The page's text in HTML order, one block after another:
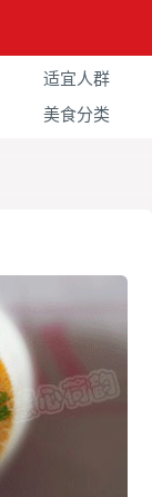
适宜人群
美食分类